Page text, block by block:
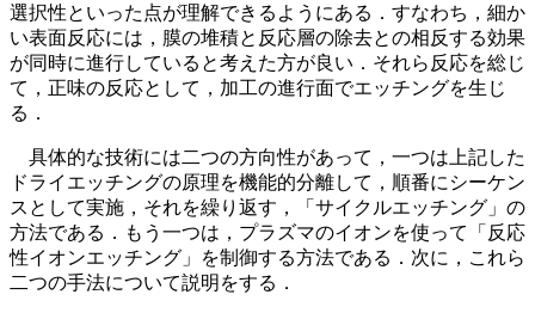
選択性といった点が理解できるようにある．すなわち，細か
い表面反応には，膜の堆積と反応層の除去との相反する効果
が同時に進行していると考えた方が良い．それら反応を総じ
て，正味の反応として，加工の進行面でエッチングを生じ
る．
具体的な技術には二つの方向性があって，一つは上記した
ドライエッチングの原理を機能的分離して，順番にシーケン
スとして実施，それを繰り返す，「サイクルエッチング」の
方法である．もう一つは，プラズマのイオンを使って「反応
性イオンエッチング」を制御する方法である．次に，これら
二つの手法について説明をする．